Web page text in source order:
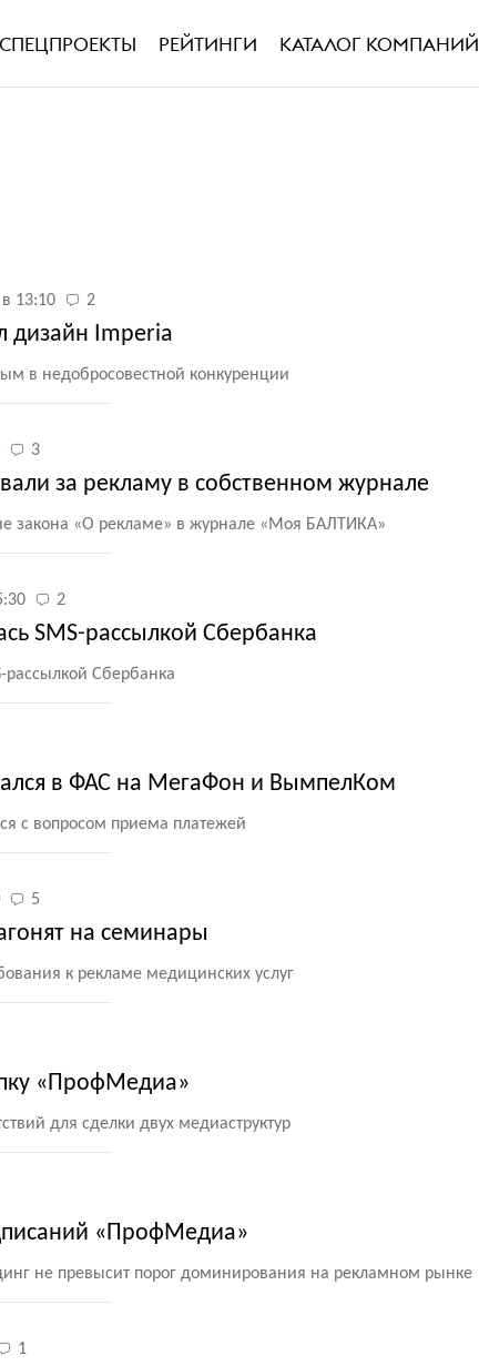
СПЕЦПРОЕКТЫ РЕЙТИНГИ КАТАЛОГ КОМПАНИЙ
13:10 2
дизайн Imperia
в недобросовестной конкуренции
3
за рекламу в собственном журнале
закона «О рекламе» в журнале «Моя БАЛТИКА»
2
SMS-рассылкой Сбербанка
рассылкой Сбербанка
в ФАС на МегаФон и ВымпелКом
с вопросом приема платежей
5
на семинары
к рекламе медицинских услуг
«ПрофМедиа»
для сделки двух медиаструктур
«ПрофМедиа»
не превысит порог доминирования на рекламном рынке
1